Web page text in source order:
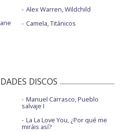
Alex Warren, Wildchild
Camela, Titánicos
DISCOS
Manuel Carrasco, Pueblo
salvaje I
La La Love You, ¿Por qué me
miráis así?